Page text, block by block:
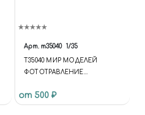
Арт. т35040 1/35
Т35040 МИР МОДЕЛЕЙ
ФОТОТРАВЛЕНИЕ
/ ЭЛЕФАНТ (ЗВЕЗДА 3563)
от 500 ₽